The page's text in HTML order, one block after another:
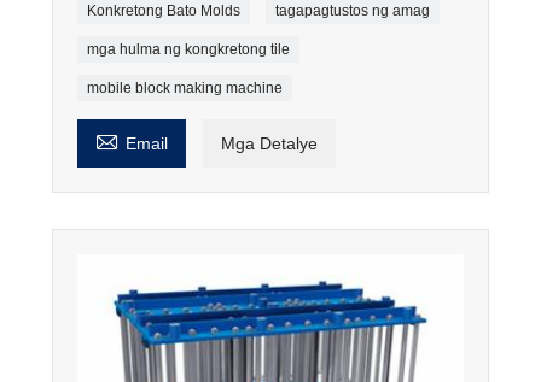
Konkretong Bato Molds tagapagtustos ng amag
mga hulma ng kongkretong tile
mobile block making machine
 Email Mga Detalye